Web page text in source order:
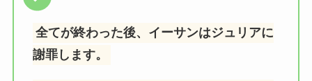
全てが終わった後、イーサンはジュリアに
謝罪します。